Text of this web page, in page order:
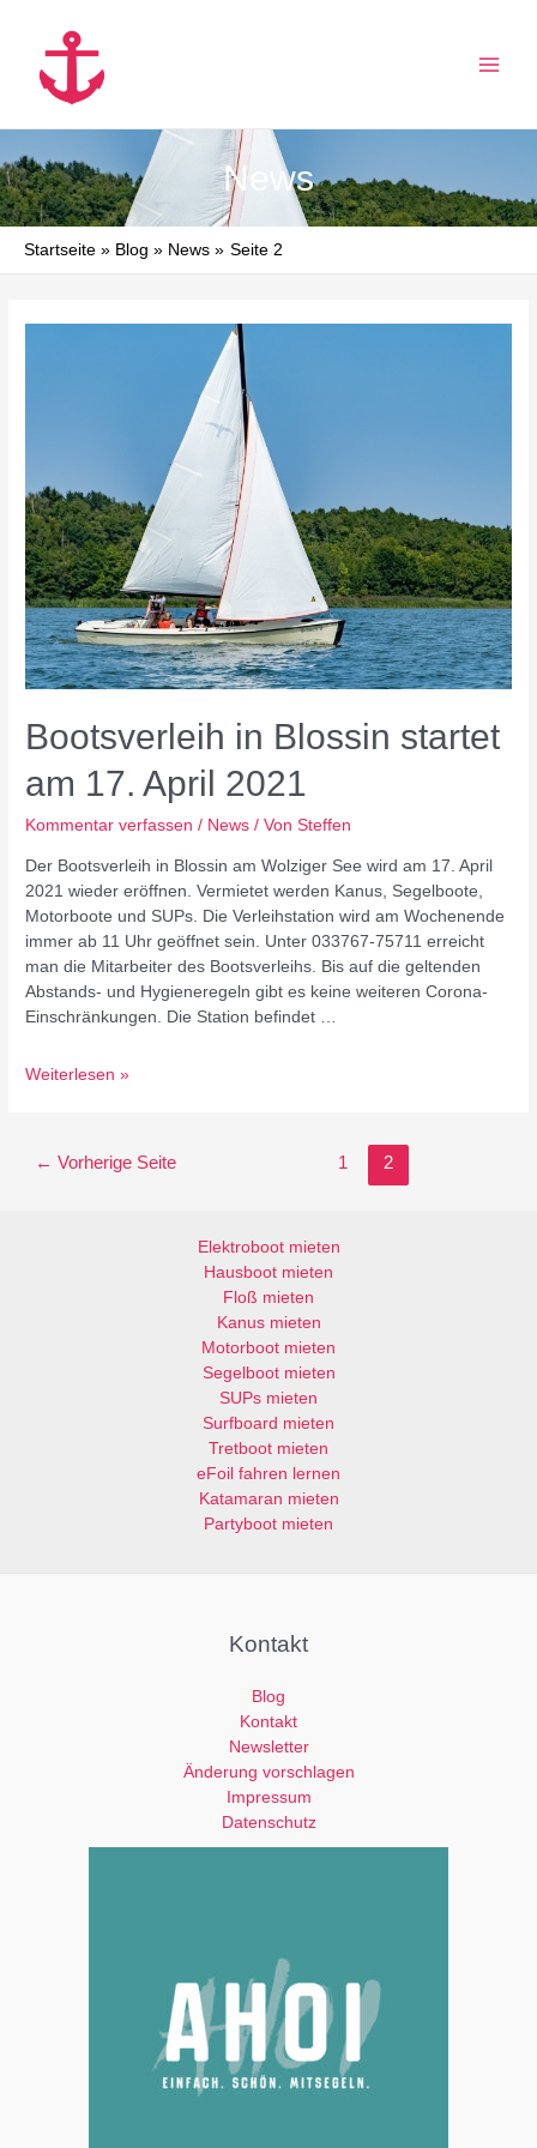
springen
News
Startseite Blog News Seite 2
Bootsverleih in Blossin startet
am 17. April 2021
Kommentar verfassen / News / VonSteffen
Der Bootsverleih in Blossin am Wolziger See wird am 17. April
2021 wieder eröffnen. Vermietet werden Kanus, Segelboote,
Motorboote und SUPs. Die Verleihstation wird am Wochenende
immer ab 11 Uhr geöffnet sein. Unter 033767-75711 erreicht
man die Mitarbeiter des Bootsverleihs. Bis auf die geltenden
Abstands- und Hygieneregeln gibt es keine weiteren Corona-
Einschränkungen. Die Station befindet …
Bootsverleih
am
Weiterlesen »
Seitennummerierung
← Vorherige Seite 1 2
Elektroboot mieten
Hausboot mieten
Floß mieten
Kanus mieten
Motorboot mieten
Segelboot mieten
SUPs mieten
Surfboard mieten
Tretboot mieten
eFoil fahren lernen
Katamaran mieten
Partyboot mieten
Kontakt
Blog
Kontakt
Newsletter
Änderung vorschlagen
Impressum
Datenschutz